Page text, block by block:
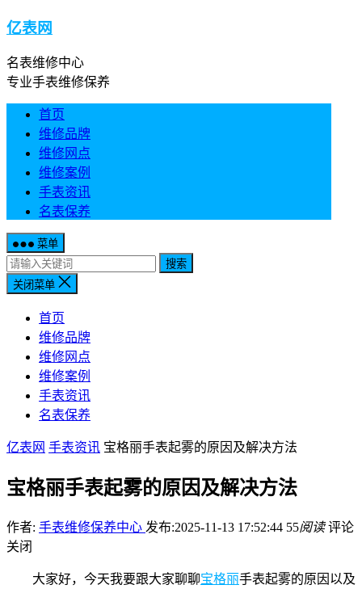
亿表网
名表维修中心
专业手表维修保养
首页
维修品牌
维修网点
维修案例
手表资讯
名表保养
菜单
搜索
关闭菜单
首页
维修品牌
维修网点
维修案例
手表资讯
名表保养
亿表网 手表资讯 宝格丽手表起雾的原因及解决方法
宝格丽手表起雾的原因及解决方法
作者: 手表维修保养中心 发布:2025-11-13 17:52:44 55阅读 评论
关闭
大家好，今天我要跟大家聊聊宝格丽手表起雾的原因以及